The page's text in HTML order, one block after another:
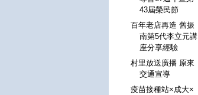
43屆榮民節
百年老店再造 舊振
南第5代李立元講
座分享經驗
村里放送廣播 原來
交通宣導
疫苗接種站×成大×